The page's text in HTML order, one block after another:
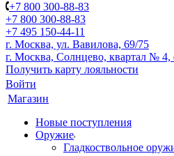
+7 800 300-88-83
+7 800 300-88-83
+7 495 150-44-11
г. Москва, ул. Вавилова, 69/75
г. Москва, Солнцево, квартал № 4,
Получить карту лояльности
Войти
Магазин
Новые поступления
Оружие
Гладкоствольное